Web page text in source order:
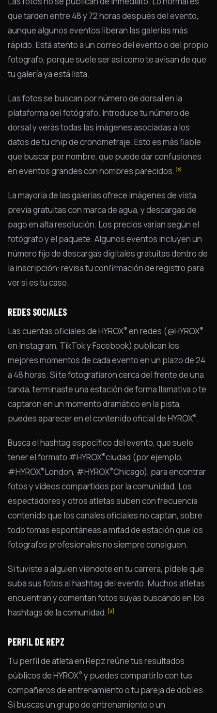
que tarden entre 48 y 72 horas después del evento,
aunque algunos eventos liberan las galerías más
rápido. Está atento a un correo del evento o del propio
fotógrafo, porque suele ser así como te avisan de que
tu galería ya está lista.
Las fotos se buscan por número de dorsal en la
plataforma del fotógrafo. Introduce tu número de
dorsal y verás todas las imágenes asociadas a los
datos de tu chip de cronometraje. Esto es más fiable
que buscar por nombre, que puede dar confusiones
en eventos grandes con nombres parecidos. [2]
La mayoría de las galerías ofrece imágenes de vista
previa gratuitas con marca de agua, y descargas de
pago en alta resolución. Los precios varían según el
fotógrafo y el paquete. Algunos eventos incluyen un
número fijo de descargas digitales gratuitas dentro de
la inscripción: revisa tu confirmación de registro para
ver si es tu caso.
REDES SOCIALES
Las cuentas oficiales de HYROX® en redes (@HYROX®
en Instagram, TikTok y Facebook) publican los
mejores momentos de cada evento en un plazo de 24
a 48 horas. Si te fotografiaron cerca del frente de una
tanda, terminaste una estación de forma llamativa o te
captaron en un momento dramático en la pista,
puedes aparecer en el contenido oficial de HYROX®.
Busca el hashtag específico del evento, que suele
tener el formato #HYROX®ciudad (por ejemplo,
#HYROX®London, #HYROX®Chicago), para encontrar
fotos y videos compartidos por la comunidad. Los
espectadores y otros atletas suben con frecuencia
contenido que los canales oficiales no captan, sobre
todo tomas espontáneas a mitad de estación que los
fotógrafos profesionales no siempre consiguen.
Si tuviste a alguien viéndote en tu carrera, pídele que
suba sus fotos al hashtag del evento. Muchos atletas
encuentran y comentan fotos suyas buscando en los
hashtags de la comunidad. [3]
PERFIL DE REPZ
Tu perfil de atleta en Repz reúne tus resultados
públicos de HYROX® y puedes compartirlo con tus
compañeros de entrenamiento o tu pareja de dobles.
Si buscas un grupo de entrenamiento o un